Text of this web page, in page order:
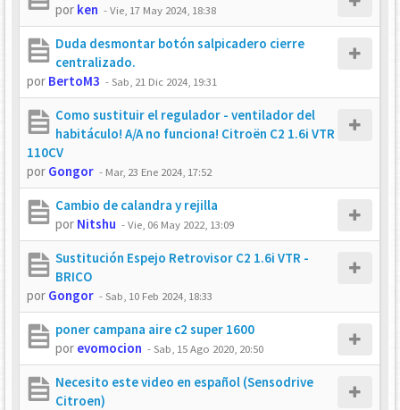
por ken -Vie, 17 May 2024, 18:38
Duda desmontar botón salpicadero cierre
centralizado.
por BertoM3 -Sab, 21 Dic 2024, 19:31
Como sustituir el regulador - ventilador del
habitáculo! A/A no funciona! Citroën C2 1.6i VTR
110CV
por Gongor - Mar, 23 Ene 2024, 17:52
Cambio de calandra y rejilla
por Nitshu -Vie, 06 May 2022, 13:09
Sustitución Espejo Retrovisor C2 1.6i VTR -
BRICO
por Gongor -Sab, 10 Feb 2024, 18:33
poner campana aire c2 super 1600
por evomocion -Sab, 15 Ago 2020, 20:50
Necesito este video en español (Sensodrive
Citroen)